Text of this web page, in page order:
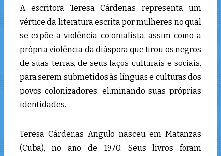
A escritora Teresa Cárdenas representa um
vértice da literatura escrita por mulheres no qual
se expõe a violência colonialista, assim como a
própria violência da diáspora que tirou os negros
de suas terras, de seus laços culturais e sociais,
para serem submetidos às línguas e culturas dos
povos colonizadores, eliminando suas próprias
identidades.
Teresa Cárdenas Angulo nasceu em Matanzas
(Cuba), no ano de 1970. Seus livros foram